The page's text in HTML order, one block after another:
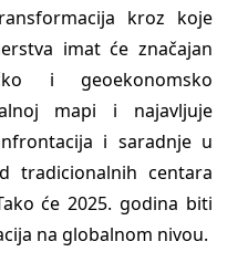
kroz koje
imat će značajan
i geoekonomsko
mapi i najavljuje
i saradnje u
tradicionalnih centara
će 2025. godina biti
na globalnom nivou.